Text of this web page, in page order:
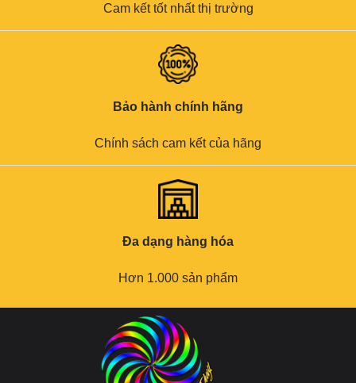
Cam kết tốt nhất thị trường
Bảo hành chính hãng
Chính sách cam kết của hãng
Đa dạng hàng hóa
Hơn 1.000 sản phẩm